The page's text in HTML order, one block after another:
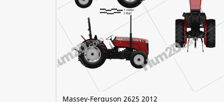
Massey-Ferguson 2625 2012